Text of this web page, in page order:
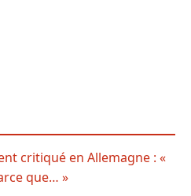
critiqué en Allemagne : «
que… »